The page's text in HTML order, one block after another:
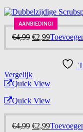
AANBIEDING!
€4,99 Oorspronkelijke
€2,99Huidige
€2,99.
Vergelijk
Quick View
Quick View
€4,99 Oorspronkelijke
€2,99Huidige
-40%
AANBIEDING!